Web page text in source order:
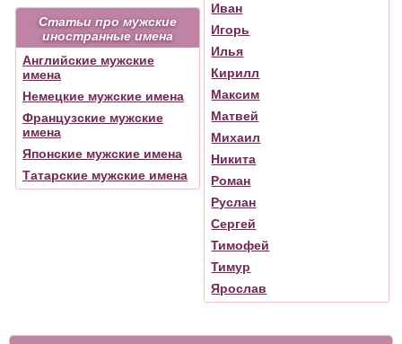
Иван
Игорь
Илья
Кирилл
Максим
Матвей
Михаил
Никита
Роман
Руслан
Сергей
Тимофей
Тимур
Ярослав
Статьи про мужские
иностранные имена
Английские мужские
имена
Немецкие мужские имена
Французские мужские
имена
Японские мужские имена
Татарские мужские имена